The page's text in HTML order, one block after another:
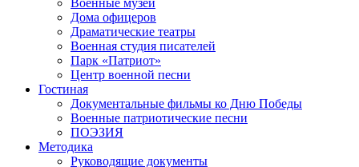
Военные музеи
Дома офицеров
Драматические театры
Военная студия писателей
Парк «Патриот»
Центр военной песни
Гостиная
Документальные фильмы ко Дню Победы
Военные патриотические песни
ПОЭЗИЯ
Методика
Руководящие документы